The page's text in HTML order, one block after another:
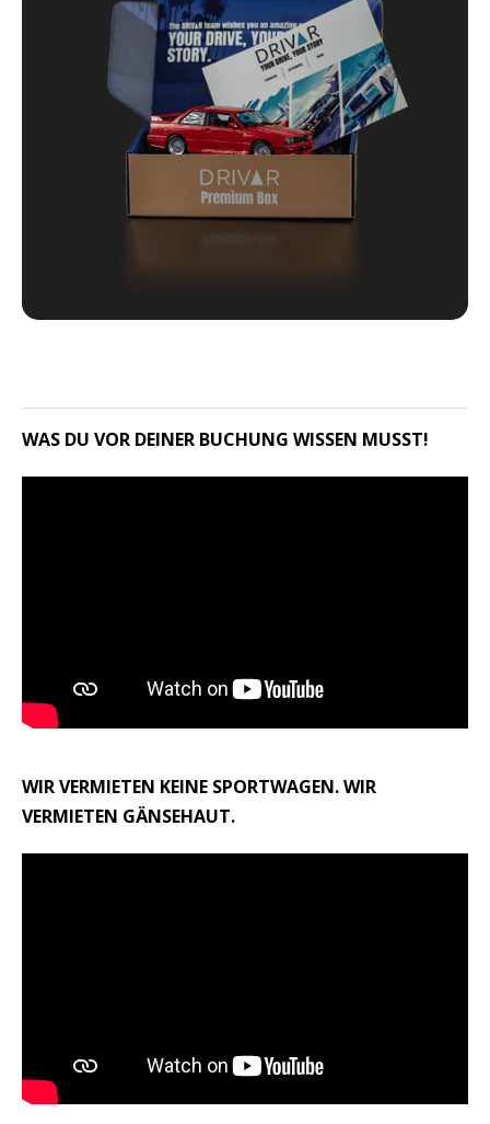
WAS DU VOR DEINER BUCHUNG WISSEN MUSST!
WIR VERMIETEN KEINE SPORTWAGEN. WIR
VERMIETEN GÄNSEHAUT.